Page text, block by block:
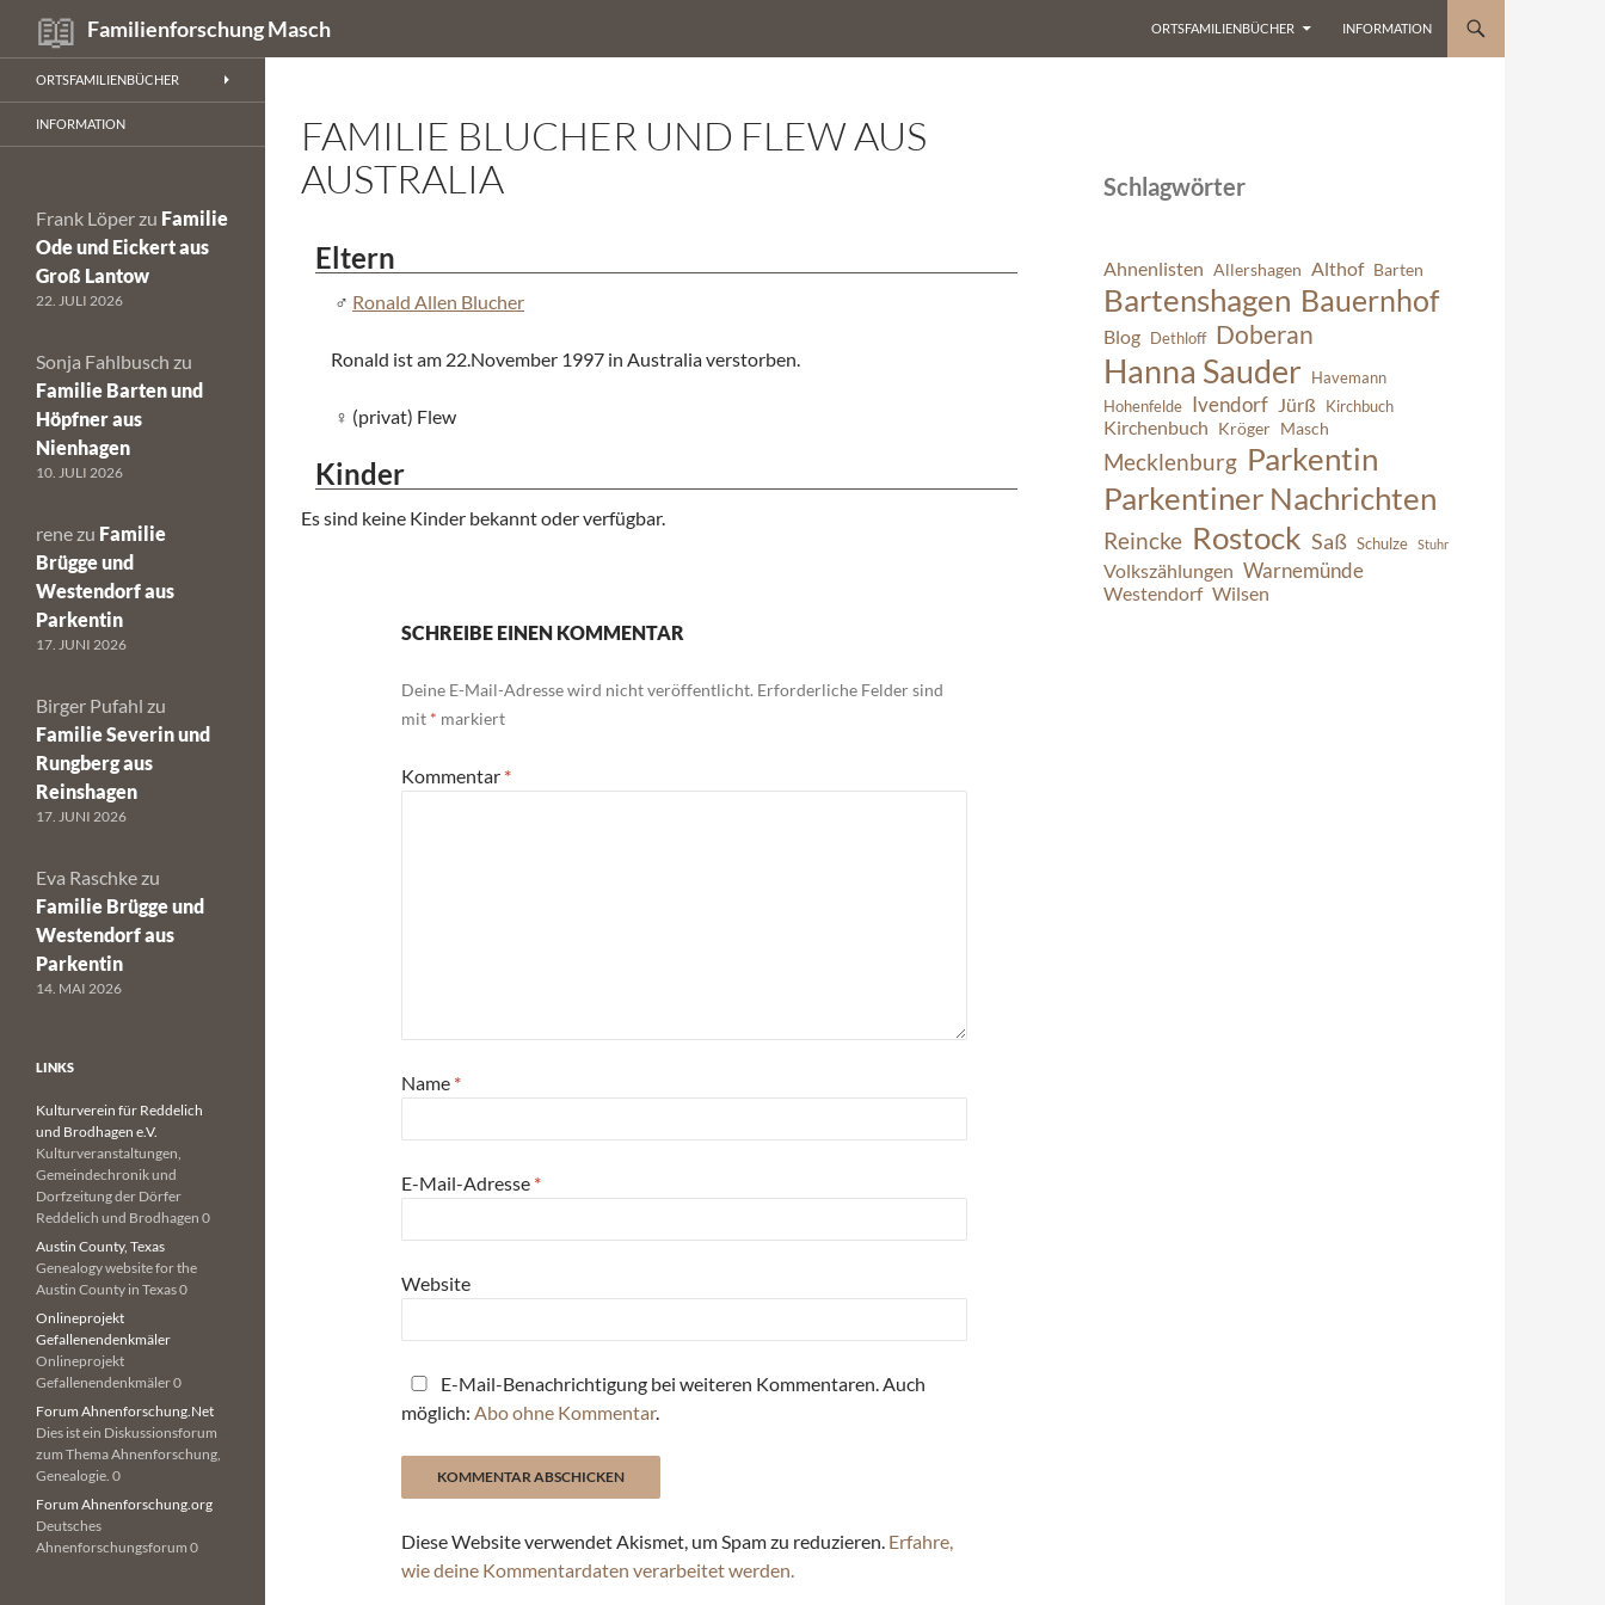
Inhalt
springen
Familienforschung Masch
Suchen
ORTSFAMILIENBÜCHER INFORMATION
FAMILIE BLUCHER UND FLEW AUS
AUSTRALIA
Eltern
Ronald Allen Blucher
Ronald ist am 22.November 1997 in Australia verstorben.
(privat) Flew
Kinder
Es sind keine Kinder bekannt oder verfügbar.
SCHREIBE EINEN KOMMENTAR
Deine E-Mail-Adresse wird nicht veröffentlicht. Erforderliche Felder sind
mit * markiert
Kommentar *
Name *
E-Mail-Adresse *
Website
E-Mail-Benachrichtigung bei weiteren Kommentaren. Auch
möglich: Abo ohne Kommentar.
Diese Website verwendet Akismet, um Spam zu reduzieren. Erfahre,
wie deine Kommentardaten verarbeitet werden.
Schlagwörter
Ahnenlisten Allershagen Althof Barten
Bartenshagen Bauernhof
Blog Dethloff Doberan
Hanna Sauder
Havemann
Hohenfelde Ivendorf Jürß Kirchbuch
Kirchenbuch Kröger Masch
Mecklenburg Parkentin
Parkentiner Nachrichten
Reincke Rostock Saß Schulze Stuhr
Volkszählungen Warnemünde
Westendorf Wilsen
ORTSFAMILIENBÜCHER
INFORMATION
Frank Löper zu Familie
Ode und Eickert aus
Groß Lantow
22. JULI 2026
Sonja Fahlbusch zu
Familie Barten und
Höpfner aus
Nienhagen
10. JULI 2026
rene zu Familie
Brügge und
Westendorf aus
Parkentin
17. JUNI 2026
Birger Pufahl zu
Familie Severin und
Rungberg aus
Reinshagen
17. JUNI 2026
Eva Raschke zu
Familie Brügge und
Westendorf aus
Parkentin
14. MAI 2026
LINKS
Kulturverein für Reddelich
und Brodhagen e.V.
Kulturveranstaltungen,
Gemeindechronik und
Dorfzeitung der Dörfer
Reddelich und Brodhagen 0
Austin County, Texas
Genealogy website for the
Austin County in Texas 0
Onlineprojekt
Gefallenendenkmäler
Onlineprojekt
Gefallenendenkmäler 0
Forum Ahnenforschung.Net
Dies ist ein Diskussionsforum
zum Thema Ahnenforschung,
Genealogie. 0
Forum Ahnenforschung.org
Deutsches
Ahnenforschungsforum 0